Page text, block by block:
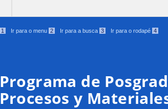
1 Ir para o menu 2 Ir para a busca 3 Ir para o rodapé 4
Programa de
Procesos y